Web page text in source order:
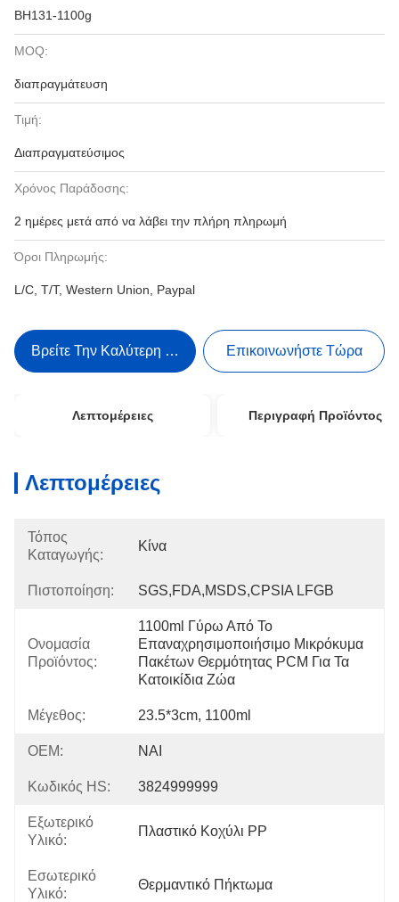
BH131-1100g
MOQ:
διαπραγμάτευση
Τιμή:
Διαπραγματεύσιμος
Χρόνος Παράδοσης:
2 ημέρες μετά από να λάβει την πλήρη πληρωμή
Όροι Πληρωμής:
L/C, T/T, Western Union, Paypal
Βρείτε Την Καλύτερη Τιμή Επικοινωνήστε Τώρα
Λεπτομέρειες Περιγραφή Προϊόντος
Λεπτομέρειες
Τόπος
Καταγωγής:
Κίνα
Πιστοποίηση: SGS,FDA,MSDS,CPSIA LFGB
Ονομασία
Προϊόντος:
1100ml Γύρω Από Το
Επαναχρησιμοποιήσιμο Μικρόκυμα
Πακέτων Θερμότητας PCM Για Τα
Κατοικίδια Ζώα
Μέγεθος: 23.5*3cm, 1100ml
OEM: ΝΑΙ
Κωδικός HS: 3824999999
Εξωτερικό
Υλικό:
Πλαστικό Κοχύλι PP
Εσωτερικό
Υλικό:
Θερμαντικό Πήκτωμα